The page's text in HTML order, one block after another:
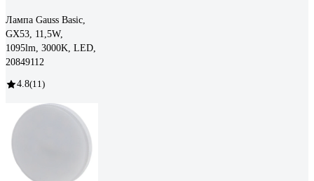
Лампа Gauss Basic,
GX53, 11,5W,
1095lm, 3000K, LED,
20849112
4.8(11)